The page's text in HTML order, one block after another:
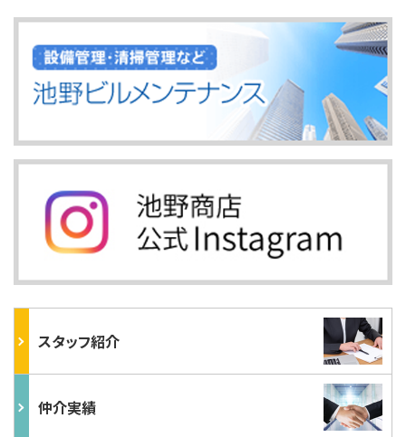
スタッフ紹介
仲介実績